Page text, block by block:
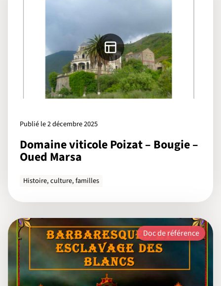
Publié le 2 décembre 2025
Domaine viticole Poizat – Bougie –
Oued Marsa
Histoire, culture, familles
Doc de référence